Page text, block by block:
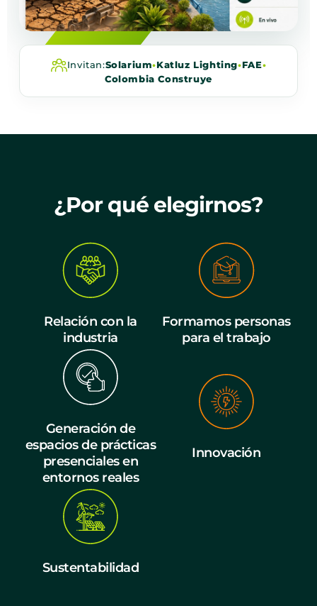
Invitan:Solarium•Katluz Lighting•FAE•
Colombia Construye
¿Por qué elegirnos?
Relación con la
industria
Formamos personas
para el trabajo
Generación de
espacios de prácticas
presenciales en
entornos reales
Innovación
Sustentabilidad